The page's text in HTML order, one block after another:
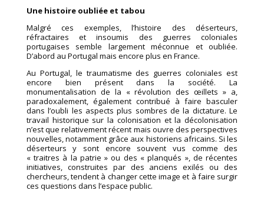
Une histoire oubliée et tabou
Malgré ces exemples, l’histoire des déserteurs,
réfractaires et insoumis des guerres coloniales
portugaises semble largement méconnue et oubliée.
D’abord au Portugal mais encore plus en France.
Au Portugal, le traumatisme des guerres coloniales est
encore bien présent dans la société. La
monumentalisation de la « révolution des œillets » a,
paradoxalement, également contribué à faire basculer
dans l’oubli les aspects plus sombres de la dictature. Le
travail historique sur la colonisation et la décolonisation
n’est que relativement récent mais ouvre des perspectives
nouvelles, notamment grâce aux historiens africains. Si les
déserteurs y sont encore souvent vus comme des
« traitres à la patrie » ou des « planqués », de récentes
initiatives, construites par des anciens exilés ou des
chercheurs, tendent à changer cette image et à faire surgir
ces questions dans l’espace public.